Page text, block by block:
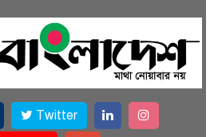
উপজেলা প্রশাসনের
জুলাই গণঅভ্যুত্থান দিবস
একই জমিতে ধান, পাট, মাছ ও সবজি
Twitter